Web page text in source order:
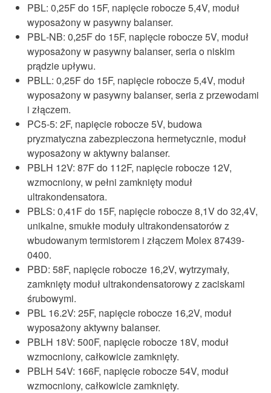
PBL: 0,25F do 15F, napięcie robocze 5,4V, moduł
wyposażony w pasywny balanser.
PBL‑NB: 0,25F do 15F, napięcie robocze 5V, moduł
wyposażony w pasywny balanser, seria o niskim
prądzie upływu.
PBLL: 0,25F do 15F, napięcie robocze 5,4V, moduł
wyposażony w pasywny balanser, seria z przewodami
i złączem.
PC5‑5: 2F, napięcie robocze 5V, budowa
pryzmatyczna zabezpieczona hermetycznie, moduł
wyposażony w aktywny balanser.
PBLH 12V: 87F do 112F, napięcie robocze 12V,
wzmocniony, w pełni zamknięty moduł
ultrakondensatora.
PBLS: 0,41F do 15F, napięcie robocze 8,1V do 32,4V,
unikalne, smukłe moduły ultrakondensatorów z
wbudowanym termistorem i złączem Molex 87439-
0400.
PBD: 58F, napięcie robocze 16,2V, wytrzymały,
zamknięty moduł ultrakondensatorowy z zaciskami
śrubowymi.
PBL 16.2V: 25F, napięcie robocze 16,2V, moduł
wyposażony aktywny balanser.
PBLH 18V: 500F, napięcie robocze 18V, moduł
wzmocniony, całkowicie zamknięty.
PBLH 54V: 166F, napięcie robocze 54V, moduł
wzmocniony, całkowicie zamknięty.